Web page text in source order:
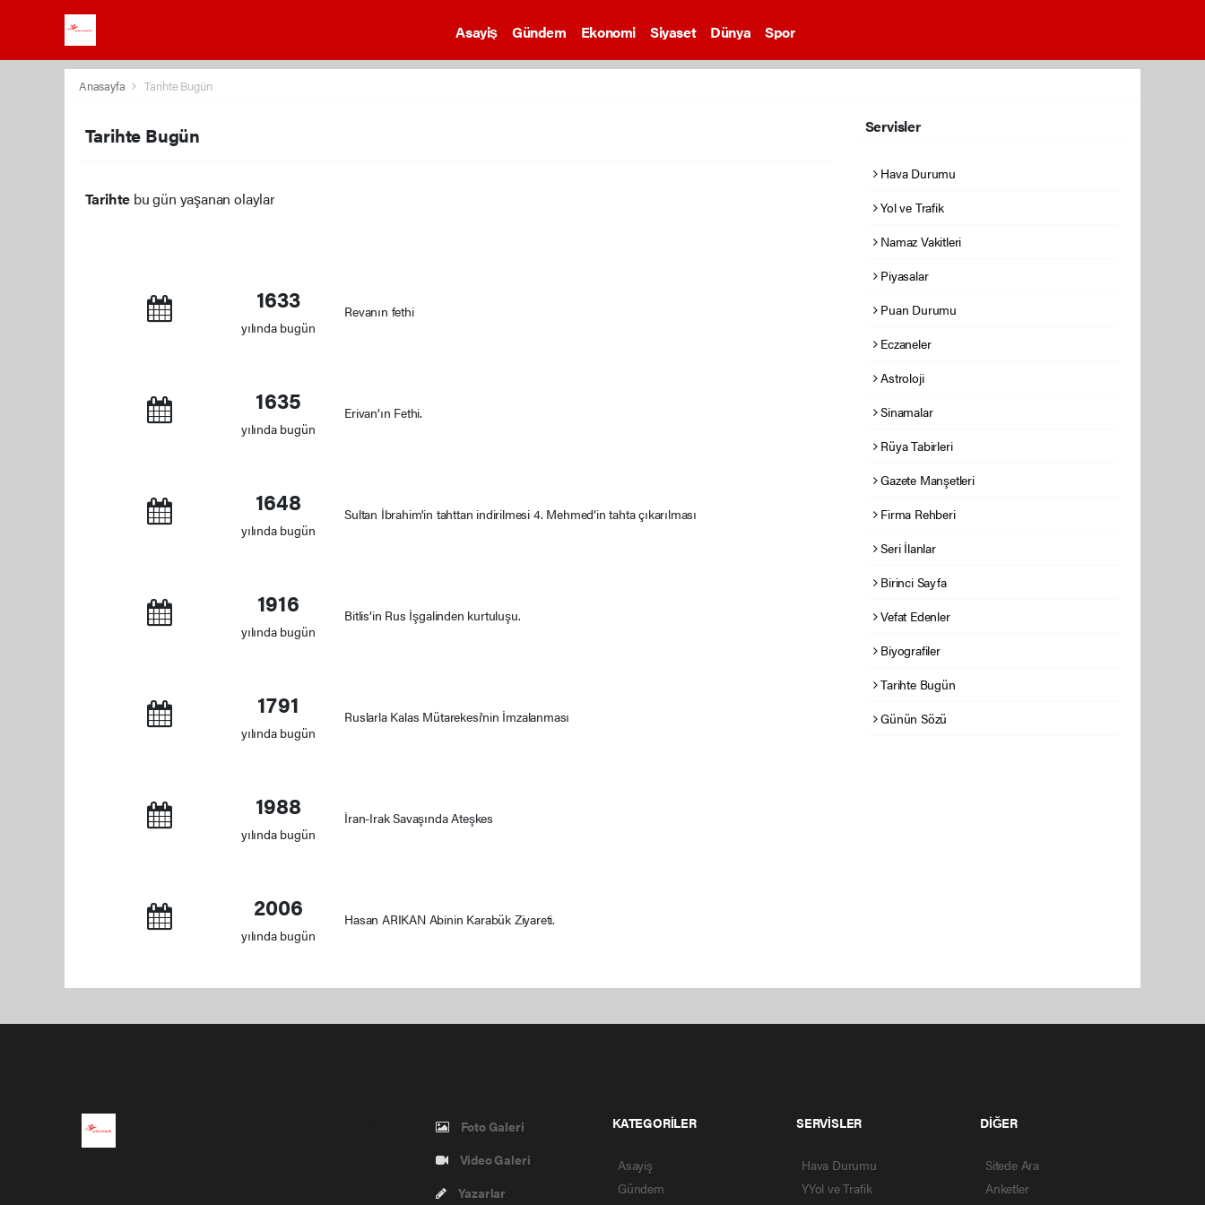
Asayiş Gündem Ekonomi Siyaset Dünya Spor
Anasayfa Tarihte Bugün
Tarihte Bugün
Tarihte bu gün yaşanan olaylar
1633
yılında bugün
Revanın fethi
1635
yılında bugün
Erivan’ın Fethi.
1648
yılında bugün
Sultan İbrahim'in tahttan indirilmesi 4. Mehmed’in tahta çıkarılması
1916
yılında bugün
Bitlis’in Rus İşgalinden kurtuluşu.
1791
yılında bugün
Ruslarla Kalas Mütarekesi'nin İmzalanması
1988
yılında bugün
İran-Irak Savaşında Ateşkes
2006
yılında bugün
Hasan ARIKAN Abinin Karabük Ziyareti.
Servisler
Hava Durumu
Yol ve Trafik
Namaz Vakitleri
Piyasalar
Puan Durumu
Eczaneler
Astroloji
Sinamalar
Rüya Tabirleri
Gazete Manşetleri
Firma Rehberi
Seri İlanlar
Birinci Sayfa
Vefat Edenler
Biyografiler
Tarihte Bugün
Günün Sözü
Foto Galeri
Video Galeri
Yazarlar
KATEGORİLER
Asayiş
Gündem
SERVİSLER
Hava Durumu
YYol ve Trafik
DİĞER
Sitede Ara
Anketler